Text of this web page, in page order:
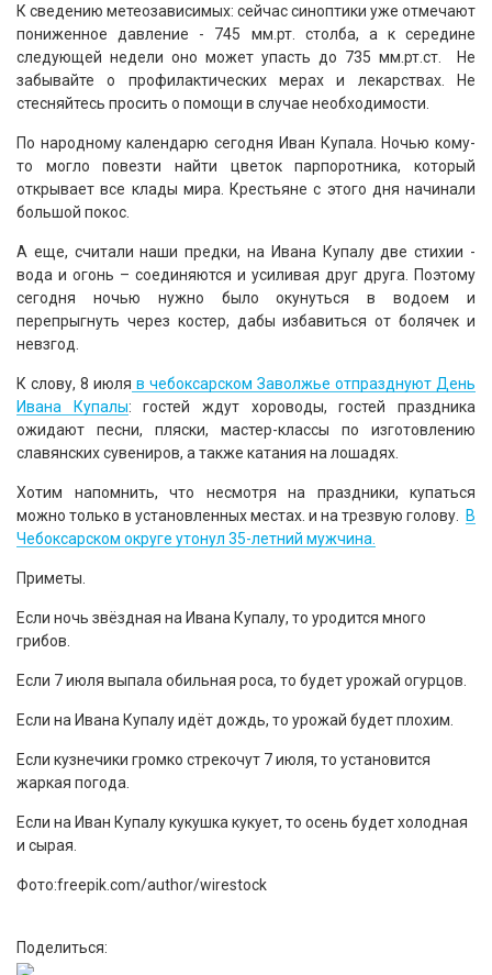
К сведению метеозависимых: сейчас синоптики уже отмечают
пониженное давление - 745 мм.рт. столба, а к середине
следующей недели оно может упасть до 735 мм.рт.ст. Не
забывайте о профилактических мерах и лекарствах. Не
стесняйтесь просить о помощи в случае необходимости.
По народному календарю сегодня Иван Купала. Ночью кому-
то могло повезти найти цветок парпоротника, который
открывает все клады мира. Крестьяне с этого дня начинали
большой покос.
А еще, считали наши предки, на Ивана Купалу две стихии -
вода и огонь – соединяются и усиливая друг друга. Поэтому
сегодня ночью нужно было окунуться в водоем и
перепрыгнуть через костер, дабы избавиться от болячек и
невзгод.
К слову, 8 июля в чебоксарском Заволжье отпразднуют День
Ивана Купалы: гостей ждут хороводы, гостей праздника
ожидают песни, пляски, мастер-классы по изготовлению
славянских сувениров, а также катания на лошадях.
Хотим напомнить, что несмотря на праздники, купаться
можно только в установленных местах. и на трезвую голову.
В
Чебоксарском округе утонул 35-летний мужчина.
Приметы.
Если ночь звёздная на Ивана Купалу, то уродится много
грибов.
Если 7 июля выпала обильная роса, то будет урожай огурцов.
Если на Ивана Купалу идёт дождь, то урожай будет плохим.
Если кузнечики громко стрекочут 7 июля, то установится
жаркая погода.
Если на Иван Купалу кукушка кукует, то осень будет холодная
и сырая.
Фото:freepik.com/author/wirestock
Поделиться: